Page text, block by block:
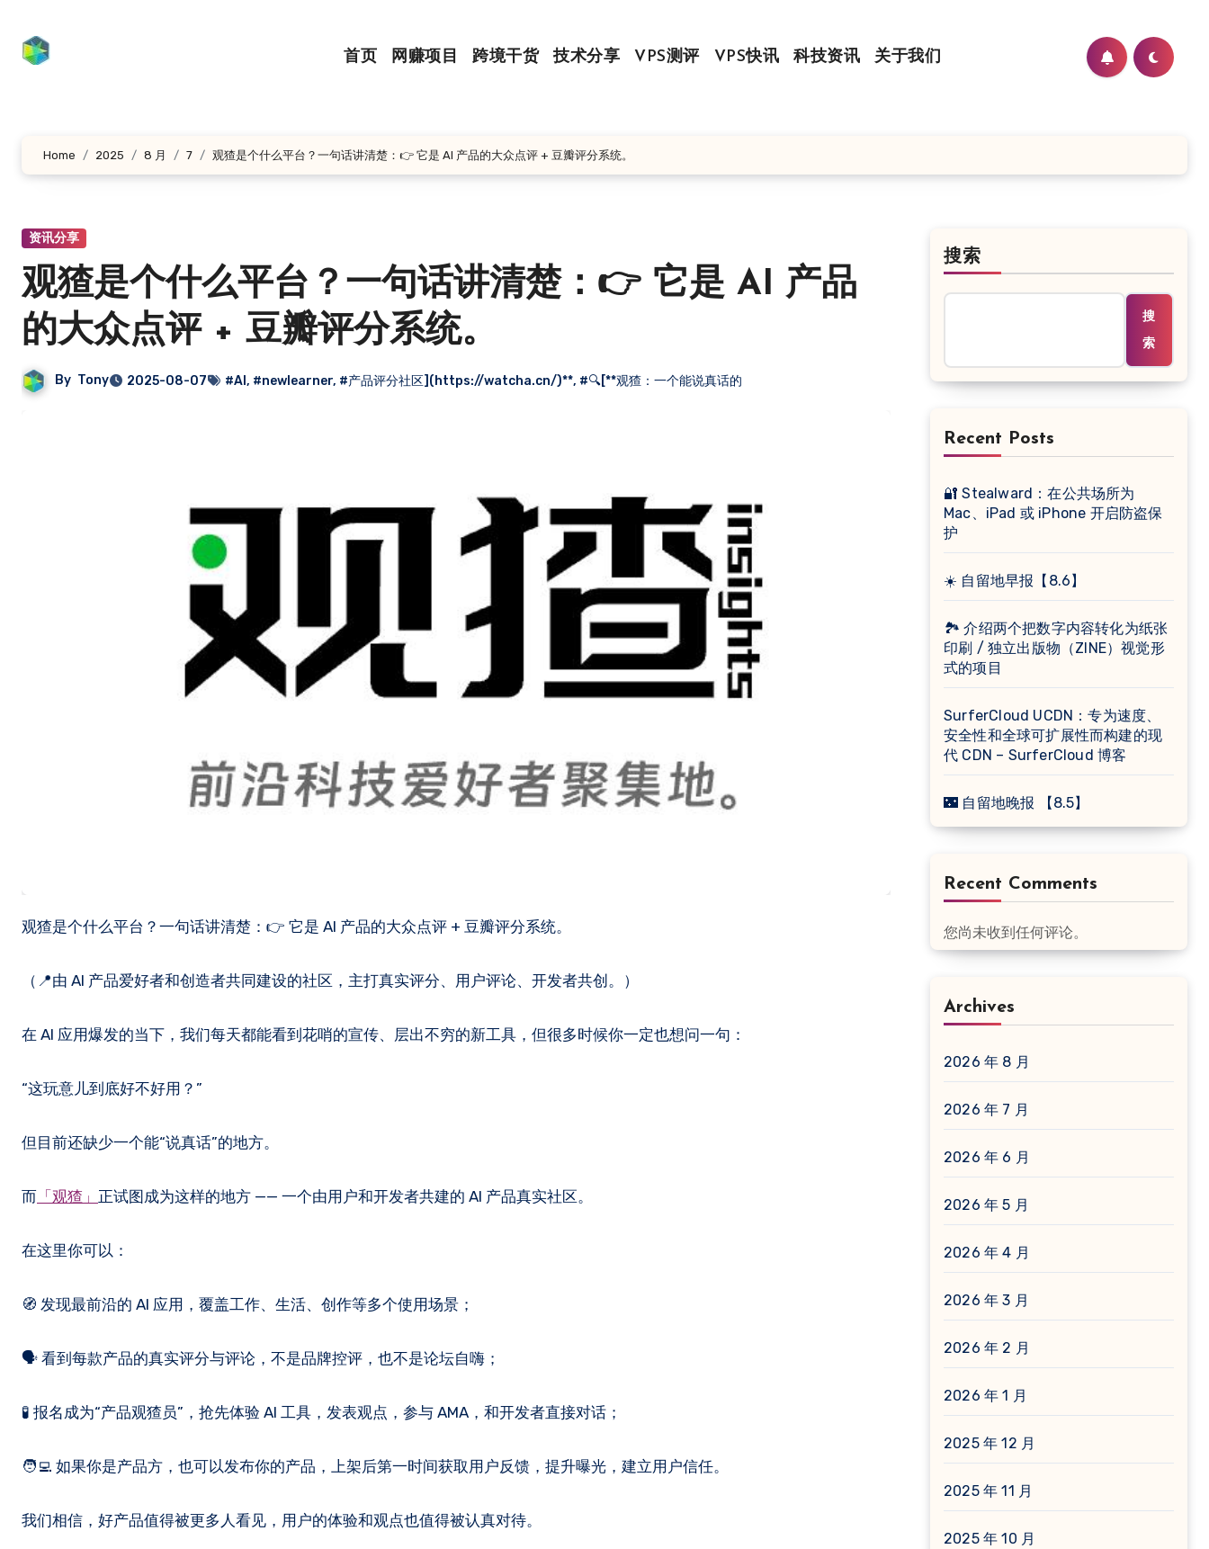
首页 网赚项目 跨境干货 技术分享 VPS测评 VPS快讯 科技资讯 关于我们
Home 2025 8 月 7 观猹是个什么平台？一句话讲清楚：👉 它是 AI 产品的大众点评 + 豆瓣评分系统。
资讯分享
观猹是个什么平台？一句话讲清楚：👉 它是 AI 产品
的大众点评 + 豆瓣评分系统。
By Tony 2025-08-07 #AI , #newlearner, #产品评分社区](https://watcha.cn/)**, #🔍[**观猹：一个能说真话的
观猹是个什么平台？一句话讲清楚：👉 它是 AI 产品的大众点评 + 豆瓣评分系统。
（📍由 AI 产品爱好者和创造者共同建设的社区，主打真实评分、用户评论、开发者共创。）
在 AI 应用爆发的当下，我们每天都能看到花哨的宣传、层出不穷的新工具，但很多时候你一定也想问一句：
“这玩意儿到底好不好用？”
但目前还缺少一个能“说真话”的地方。
而 「观猹」 正试图成为这样的地方 —— 一个由用户和开发者共建的 AI 产品真实社区。
在这里你可以：
🧭 发现最前沿的 AI 应用，覆盖工作、生活、创作等多个使用场景；
🗣️ 看到每款产品的真实评分与评论，不是品牌控评，也不是论坛自嗨；
🧪 报名成为“产品观猹员”，抢先体验 AI 工具，发表观点，参与 AMA，和开发者直接对话；
🧑‍💻 如果你是产品方，也可以发布你的产品，上架后第一时间获取用户反馈，提升曝光，建立用户信任。
我们相信，好产品值得被更多人看见，用户的体验和观点也值得被认真对待。
搜索
搜
索
Recent Posts
🔐 Stealward：在公共场所为
Mac、iPad 或 iPhone 开启防盗保
护
☀️ 自留地早报【8.6】
🏞 介绍两个把数字内容转化为纸张
印刷 / 独立出版物（ZINE）视觉形
式的项目
SurferCloud UCDN：专为速度、
安全性和全球可扩展性而构建的现
代 CDN – SurferCloud 博客
🌃 自留地晚报 【8.5】
Recent Comments
您尚未收到任何评论。
Archives
2026 年 8 月
2026 年 7 月
2026 年 6 月
2026 年 5 月
2026 年 4 月
2026 年 3 月
2026 年 2 月
2026 年 1 月
2025 年 12 月
2025 年 11 月
2025 年 10 月